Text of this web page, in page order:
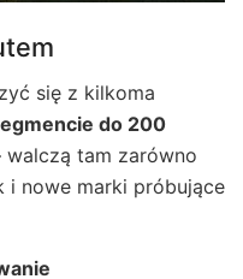
się z kilkoma
do 200
walczą tam zarówno
i nowe marki próbujące